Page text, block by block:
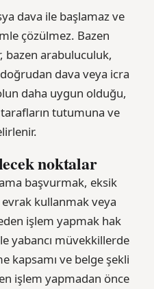
dava ile başlamaz ve
çözülmez. Bazen
bazen arabuluculuk,
dava veya icra
daha uygun olduğu,
tutumuna ve
noktalar
başvurmak, eksik
kullanmak veya
işlem yapmak hak
yabancı müvekkillerde
kapsamı ve belge şekli
işlem yapmadan önce